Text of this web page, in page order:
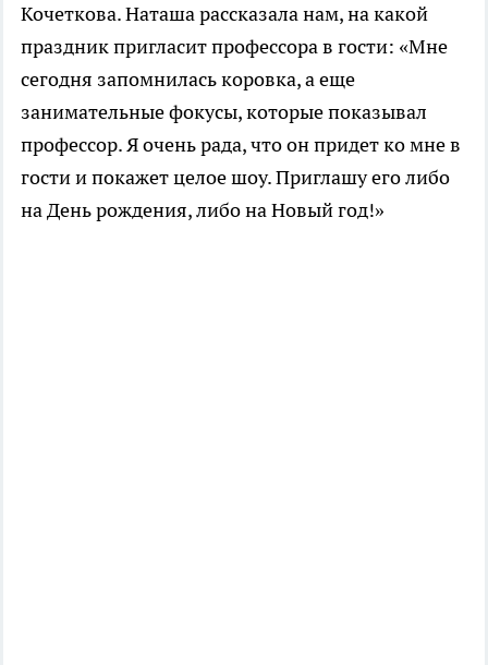
Кочеткова. Наташа рассказала нам, на какой
праздник пригласит профессора в гости: «Мне
сегодня запомнилась коровка, а еще
занимательные фокусы, которые показывал
профессор. Я очень рада, что он придет ко мне в
гости и покажет целое шоу. Приглашу его либо
на День рождения, либо на Новый год!»